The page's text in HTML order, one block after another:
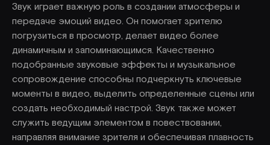
Звук играет важную роль в создании атмосферы и
передаче эмоций видео. Он помогает зрителю
погрузиться в просмотр, делает видео более
динамичным и запоминающимся. Качественно
подобранные звуковые эффекты и музыкальное
сопровождение способны подчеркнуть ключевые
моменты в видео, выделить определенные сцены или
создать необходимый настрой. Звук также может
служить ведущим элементом в повествовании,
направляя внимание зрителя и обеспечивая плавность